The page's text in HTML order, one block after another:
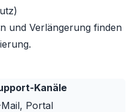
und Verlängerung finden
.
Kanäle
Portal